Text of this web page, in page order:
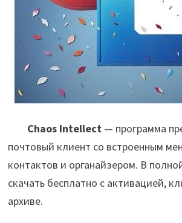
Chaos Intellect— программа
почтовый клиент со встроенным
контактов и органайзером. В
скачать бесплатно с активацией,
архиве.